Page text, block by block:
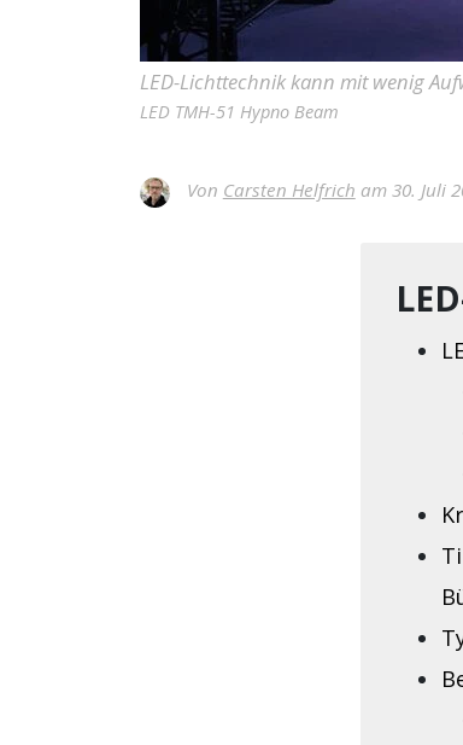
LED-Lichttechnik kann mit wenig
LED TMH-51 Hypno Beam
Von Carsten Helfrich am 30. Juli